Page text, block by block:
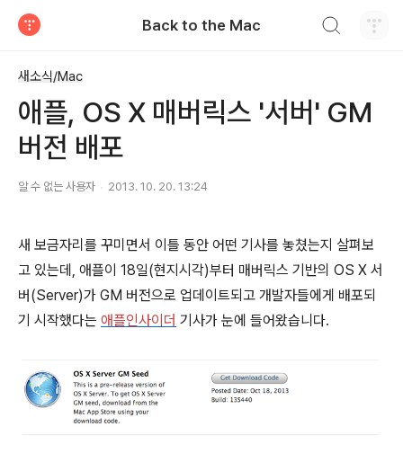
Back to the Mac
새소식/Mac
애플, OS X 매버릭스 '서버' GM
버전 배포
알 수 없는 사용자 2013. 10. 20. 13:24
새 보금자리를 꾸미면서 이틀 동안 어떤 기사를 놓쳤는지 살펴보
고 있는데, 애플이 18일(현지시각)부터 매버릭스 기반의 OS X 서
버(Server)가 GM 버전으로 업데이트되고 개발자들에게 배포되
기 시작했다는 애플인사이더 기사가 눈에 들어왔습니다.